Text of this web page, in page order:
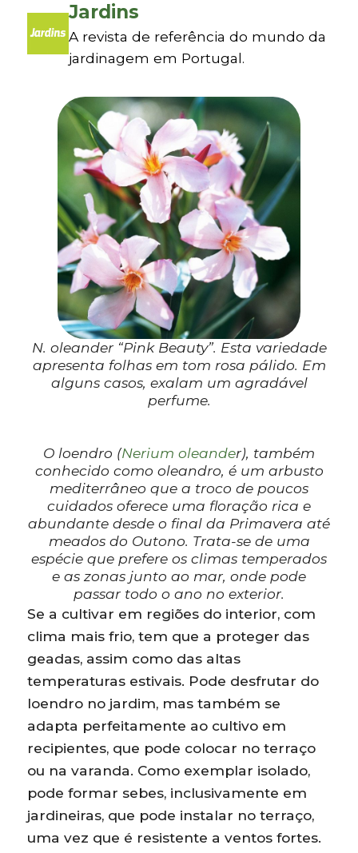
Jardins
A revista de referência do mundo da
jardinagem em Portugal.
N. oleander “Pink Beauty”. Esta variedade
apresenta folhas em tom rosa pálido. Em
alguns casos, exalam um agradável
perfume.
O loendro (Nerium oleander), também
conhecido como oleandro, é um arbusto
mediterrâneo que a troco de poucos
cuidados oferece uma floração rica e
abundante desde o final da Primavera até
meados do Outono. Trata-se de uma
espécie que prefere os climas temperados
e as zonas junto ao mar, onde pode
passar todo o ano no exterior.
Se a cultivar em regiões do interior, com
clima mais frio, tem que a proteger das
geadas, assim como das altas
temperaturas estivais. Pode desfrutar do
loendro no jardim, mas também se
adapta perfeitamente ao cultivo em
recipientes, que pode colocar no terraço
ou na varanda. Como exemplar isolado,
pode formar sebes, inclusivamente em
jardineiras, que pode instalar no terraço,
uma vez que é resistente a ventos fortes.